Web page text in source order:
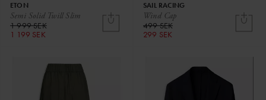
Semi Solid Twill Slim
ETON
1 999 SEK
1 199 SEK
Wind Cap
SAIL RACING
499 SEK
299 SEK